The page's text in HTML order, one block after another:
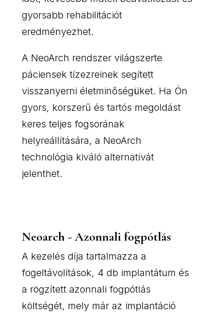
gyorsabb rehabilitációt
eredményezhet.
A NeoArch rendszer világszerte
páciensek tízezreinek segített
visszanyerni életminőségüket. Ha Ön
gyors, korszerű és tartós megoldást
keres teljes fogsorának
helyreállítására, a NeoArch
technológia kiváló alternatívát
jelenthet.
Neoarch - Azonnali fogpótlás
A kezelés díja tartalmazza a
fogeltávolítások, 4 db implantátum és
a rögzített azonnali fogpótlás
költségét, mely már az implantáció